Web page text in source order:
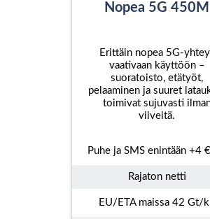
Nopea 5G 450M
Erittäin nopea 5G-
vaativaan käyttöön –
suoratoisto, etätyöt,
pelaaminen ja suuret
toimivat sujuvasti
viiveitä.
Puhe ja SMS enintään +4
Rajaton netti
EU/ETA maissa 42 Gt/